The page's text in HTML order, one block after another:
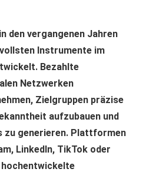
den vergangenen Jahren
Instrumente im
Bezahlte
Netzwerken
Zielgruppen präzise
aufzubauen und
zu generieren. Plattformen
LinkedIn, TikTok oder